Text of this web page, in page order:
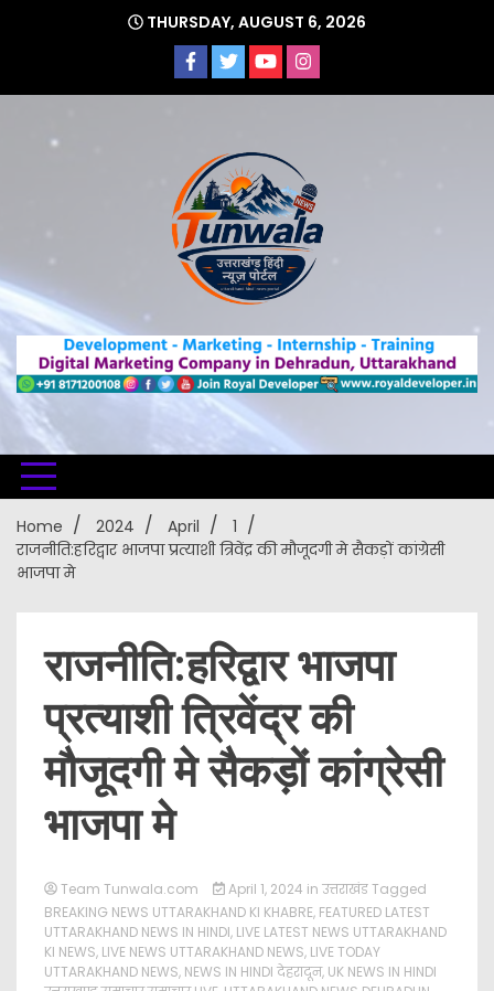
THURSDAY, AUGUST 6, 2026
Uttarakhand Hindi News Portal
Home 2024 April
1
राजनीति:हरिद्वार भाजपा प्रत्याशी त्रिवेंद्र की मौजूदगी मे सैकड़ों कांग्रेसी
भाजपा मे
राजनीति:हरिद्वार भाजपा
प्रत्याशी त्रिवेंद्र की
मौजूदगी मे सैकड़ों कांग्रेसी
भाजपा मे
Team Tunwala.com April 1, 2024 in उत्तराखंड Tagged
BREAKING NEWS UTTARAKHAND KI KHABRE, FEATURED LATEST
UTTARAKHAND NEWS IN HINDI, LIVE LATEST NEWS UTTARAKHAND
KI NEWS, LIVE NEWS UTTARAKHAND NEWS, LIVE TODAY
UTTARAKHAND NEWS, NEWS IN HINDI देहरादून, UK NEWS IN HINDI